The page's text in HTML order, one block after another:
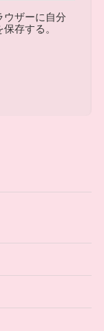
ウザーに自分
存する。